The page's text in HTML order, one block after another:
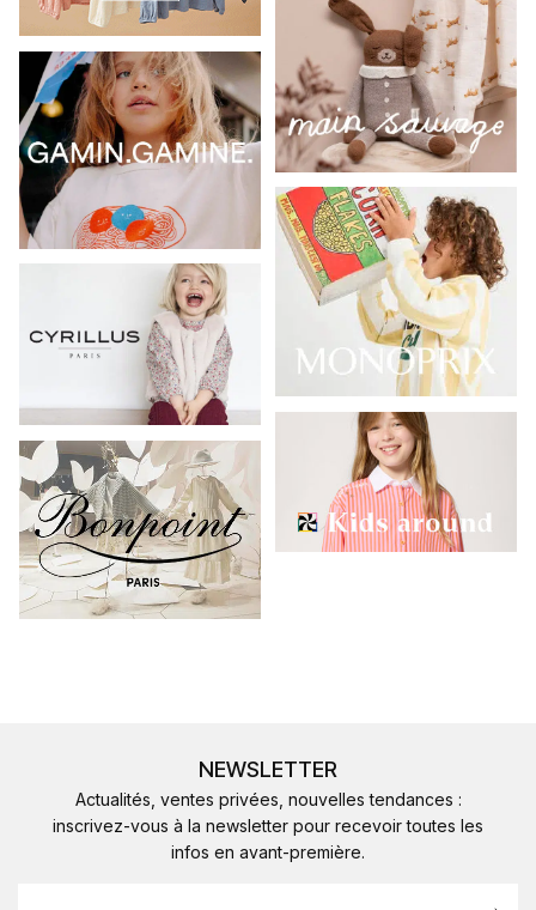
NEWSLETTER
Actualités, ventes privées, nouvelles tendances :
inscrivez-vous à la newsletter pour recevoir toutes les
infos en avant-première.